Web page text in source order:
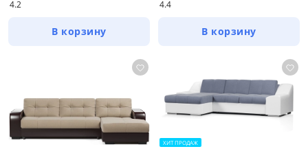
4.2
В корзину
4.4
В корзину
ХИТ ПРОДАЖ